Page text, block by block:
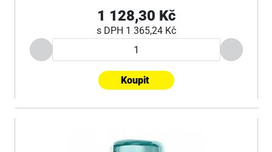
1 128,30 Kč
s DPH 1 365,24 Kč
Koupit